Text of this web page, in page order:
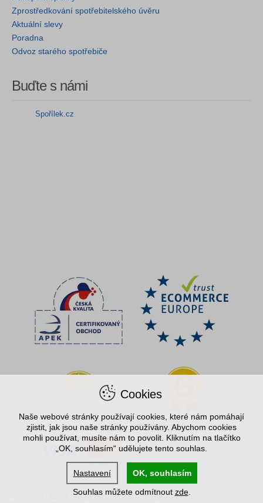
Zprostředkování spotřebitelského úvěru
Aktuální slevy
Poradna
Odvoz starého spotřebiče
Buďte s námi
Spořílek.cz
© 2004–2026 Spořílek.cz, internetový obchod
Cookies
Naše webové stránky používají cookies, které nám pomáhají
zjistit, jak jsou naše stránky používány. Abychom cookies
mohli používat, musíte nám to povolit. Kliknutím na tlačítko
„OK, souhlasím“ udělujete tento souhlas.
Nastavení
OK, souhlasím
Souhlas můžete odmítnout zde.